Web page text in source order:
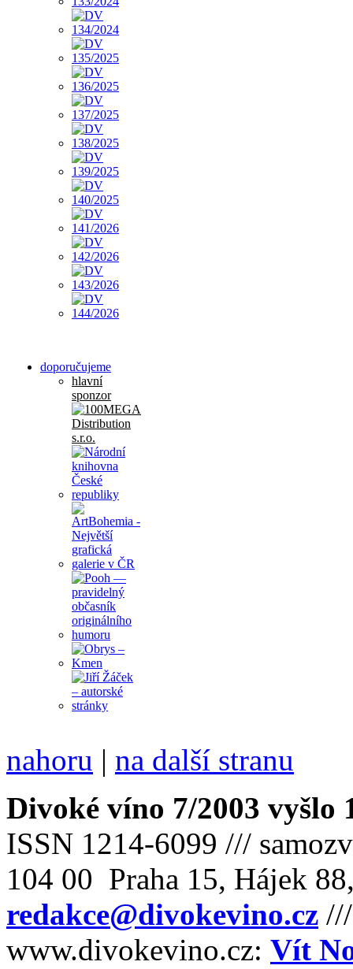
doporučujeme
hlavní
sponzor
nahoru | na další stranu
Divoké víno 7/2003 vyšlo
ISSN 1214-6099 ///
104 00 Praha 15, Hájek
redakce@divokevino.cz
www.divokevino.cz: Vít